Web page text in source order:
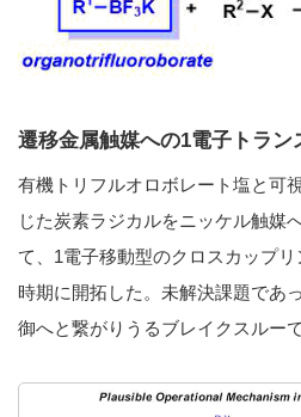
遷移金属触媒への1電子トラン
有機トリフルオロボレート塩と可
じた炭素ラジカルをニッケル触媒
て、1電子移動型のクロスカップ
時期に開拓した。未解決課題であ
御へと繋がりうるブレイクスルーで